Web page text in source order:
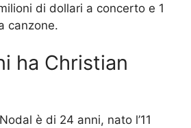
di dollari a concerto e 1
canzone.
ha Christian
è di 24 anni, nato l’11